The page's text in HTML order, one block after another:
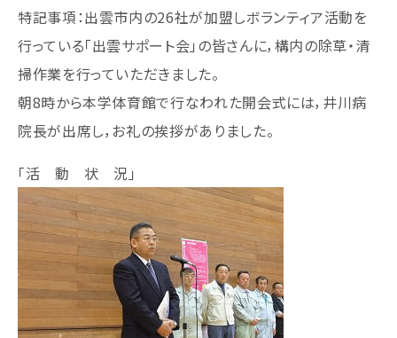
特記事項：出雲市内の26社が加盟しボランティア活動を
行っている「出雲サポート会」の皆さんに，構内の除草・清
掃作業を行っていただきました。
朝8時から本学体育館で行なわれた開会式には，井川病
院長が出席し，お礼の挨拶がありました。
「活 動 状 況」